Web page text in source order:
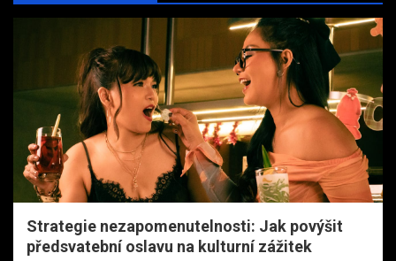
Strategie nezapomenutelnosti: Jak povýšit
předsvatební oslavu na kulturní zážitek